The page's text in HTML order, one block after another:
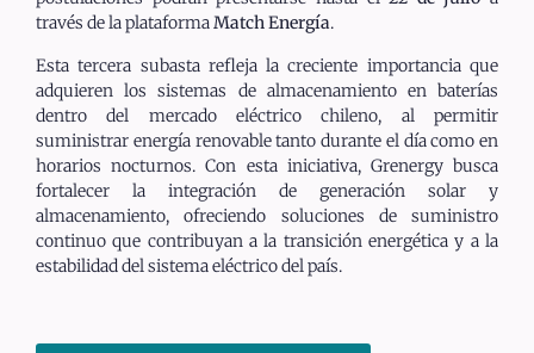
través de la plataformaMatch Energía.
Esta tercera subasta refleja la creciente importancia que
adquieren los sistemas de almacenamiento en baterías
dentro del mercado eléctrico chileno, al permitir
suministrar energía renovable tanto durante el día como en
horarios nocturnos. Con esta iniciativa, Grenergy busca
fortalecer la integración de generación solar y
almacenamiento, ofreciendo soluciones de suministro
continuo que contribuyan a la transición energética y a la
estabilidad del sistema eléctrico del país.